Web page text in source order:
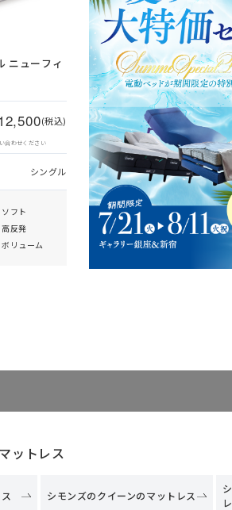
ニューフィ
(税込)
合わせください
シングル
ソフト
高反発
ボリューム
ットレス
シモンズのクイーンのマットレス